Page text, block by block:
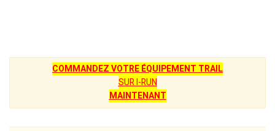
COMMANDEZ VOTRE ÉQUIPEMENT TRAIL
SUR I-RUN
MAINTENANT